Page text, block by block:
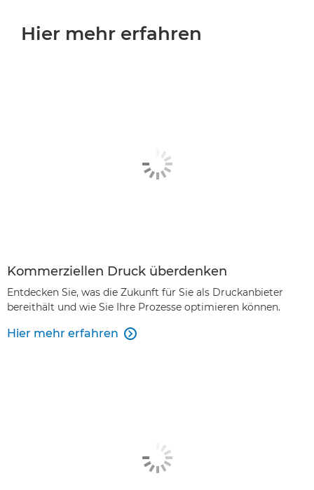
Hier mehr erfahren
Kommerziellen Druck überdenken
Entdecken Sie, was die Zukunft für Sie als Druckanbieter
bereithält und wie Sie Ihre Prozesse optimieren können.
Hier mehr erfahren 